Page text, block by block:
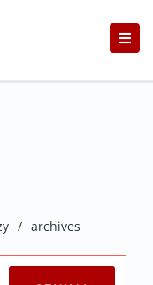
/ archives